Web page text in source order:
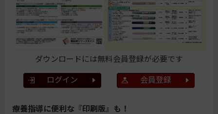
ダウンロードには無料会員登録が必要です
ログイン 会員登録
療養指導に便利な『印刷版』も！